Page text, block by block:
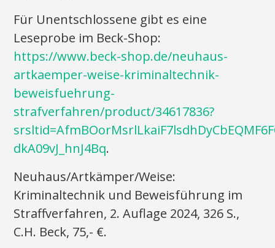
Für Unentschlossene gibt es eine
Leseprobe im Beck-Shop:
https://www.beck-shop.de/neuhaus-
artkaemper-weise-kriminaltechnik-
beweisfuehrung-
strafverfahren/product/34617836?
dkA09vJ_hnJ4Bq.
Neuhaus/Artkämper/Weise:
Kriminaltechnik und Beweisführung im
Straffverfahren, 2. Auflage 2024, 326 S.,
C.H. Beck, 75,- €.